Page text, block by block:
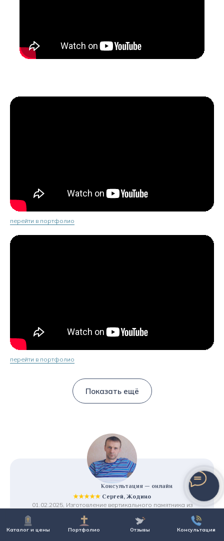
Каталог и цены Портфолио Отзывы Консультация
Консультация — онлайн
перейти в портфолио
перейти в портфолио
Показать ещё
★★★★★ Сергей, Жодино
01.02.2025, Изготовление вертикального памятника из
Большой выбор памятников и приемлимые цены.